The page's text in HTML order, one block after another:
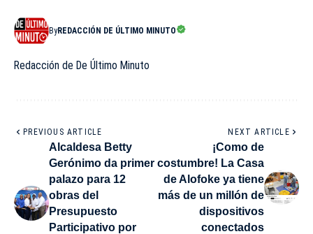
ByREDACCIÓN DE ÚLTIMO MINUTO
Redacción de De Último Minuto
PREVIOUS ARTICLE
Alcaldesa Betty
Gerónimo da primer
palazo para 12
obras del
Presupuesto
Participativo por
NEXT ARTICLE
¡Como de
costumbre! La Casa
de Alofoke ya tiene
más de un millón de
dispositivos
conectados